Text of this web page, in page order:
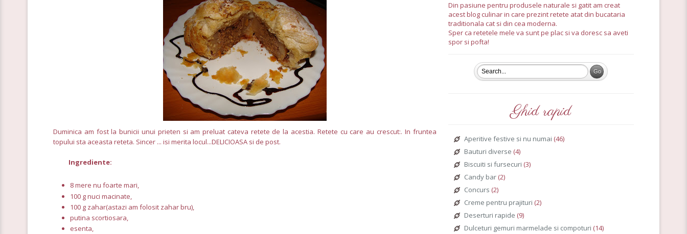
Duminica am fost la bunicii unui prieten si am preluat cateva retete de la acestia. Retete cu care au crescut:. In fruntea
topului sta aceasta reteta. Sincer ... isi merita locul...DELICIOASA si de post.
Ingrediente:
8 mere nu foarte mari,
100 g nuci macinate,
100 g zahar(astazi am folosit zahar bru),
putina scortiosara,
esenta,
Din pasiune pentru produsele naturale si gatit am creat
acest blog culinar in care prezint retete atat din bucataria
traditionala cat si din cea moderna.
Sper ca retetele mele va sunt pe plac si va doresc sa aveti
spor si pofta!
Ghid rapid
Aperitive festive si nu numai (46)
Bauturi diverse (4)
Biscuiti si fursecuri (3)
Candy bar (2)
Concurs (2)
Creme pentru prajituri (2)
Deserturi rapide (9)
Dulceturi gemuri marmelade si compoturi (14)